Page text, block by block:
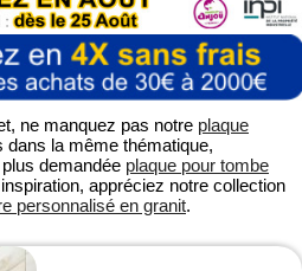
ne manquez pas notre plaque
dans la même thématique,
demandée plaque pour tombe
appréciez notre collection
personnalisé en granit.